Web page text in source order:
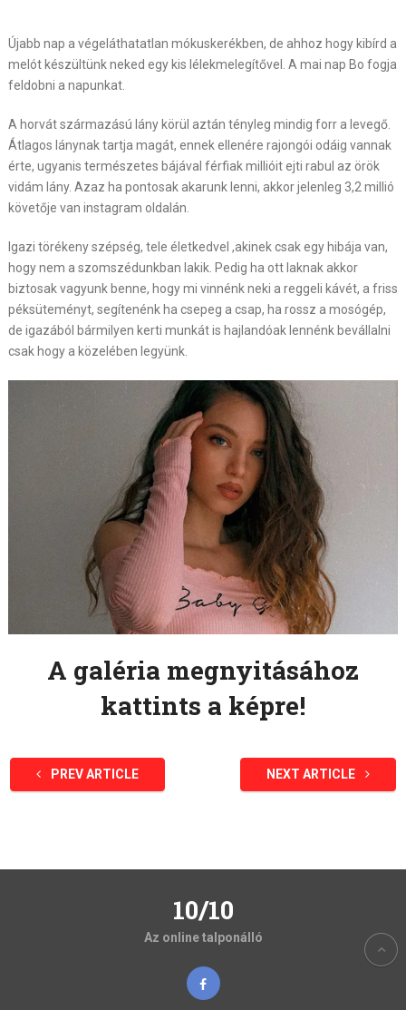
Újabb nap a végeláthatatlan mókuskerékben, de ahhoz hogy kibírd a
melót készültünk neked egy kis lélekmelegítővel. A mai nap Bo fogja
feldobni a napunkat.
A horvát származású lány körül aztán tényleg mindig forr a levegő.
Átlagos lánynak tartja magát, ennek ellenére rajongói odáig vannak
érte, ugyanis természetes bájával férfiak millióit ejti rabul az örök
vidám lány. Azaz ha pontosak akarunk lenni, akkor jelenleg 3,2 millió
követője van instagram oldalán.
Igazi törékeny szépség, tele életkedvel ,akinek csak egy hibája van,
hogy nem a szomszédunkban lakik. Pedig ha ott laknak akkor
biztosak vagyunk benne, hogy mi vinnénk neki a reggeli kávét, a friss
péksüteményt, segítenénk ha csepeg a csap, ha rossz a mosógép,
de igazából bármilyen kerti munkát is hajlandóak lennénk bevállalni
csak hogy a közelében legyünk.
A galéria megnyitásához
kattints a képre!
PREV ARTICLE NEXT ARTICLE
10/10
Az online talponálló